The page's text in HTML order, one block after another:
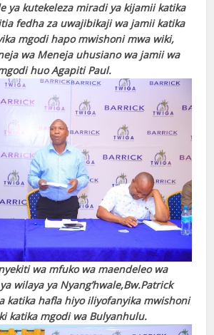
ya kutekeleza miradi ya kijamii katika
fedha za uwajibikaji wa jamii katika
mgodi hapo mwishoni mwa wiki,
wa Meneja uhusiano wa jamii wa
huo Agapiti Paul.
wa mfuko wa maendeleo wa
wilaya ya Nyang’hwale,Bw.Patrick
katika hafla hiyo iliyofanyika mwishoni
katika mgodi wa Bulyanhulu.